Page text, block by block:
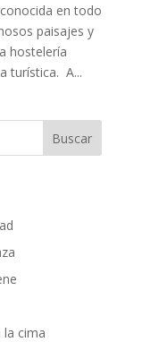
en todo
paisajes y
hostelería
turística. A...
Buscar
la cima